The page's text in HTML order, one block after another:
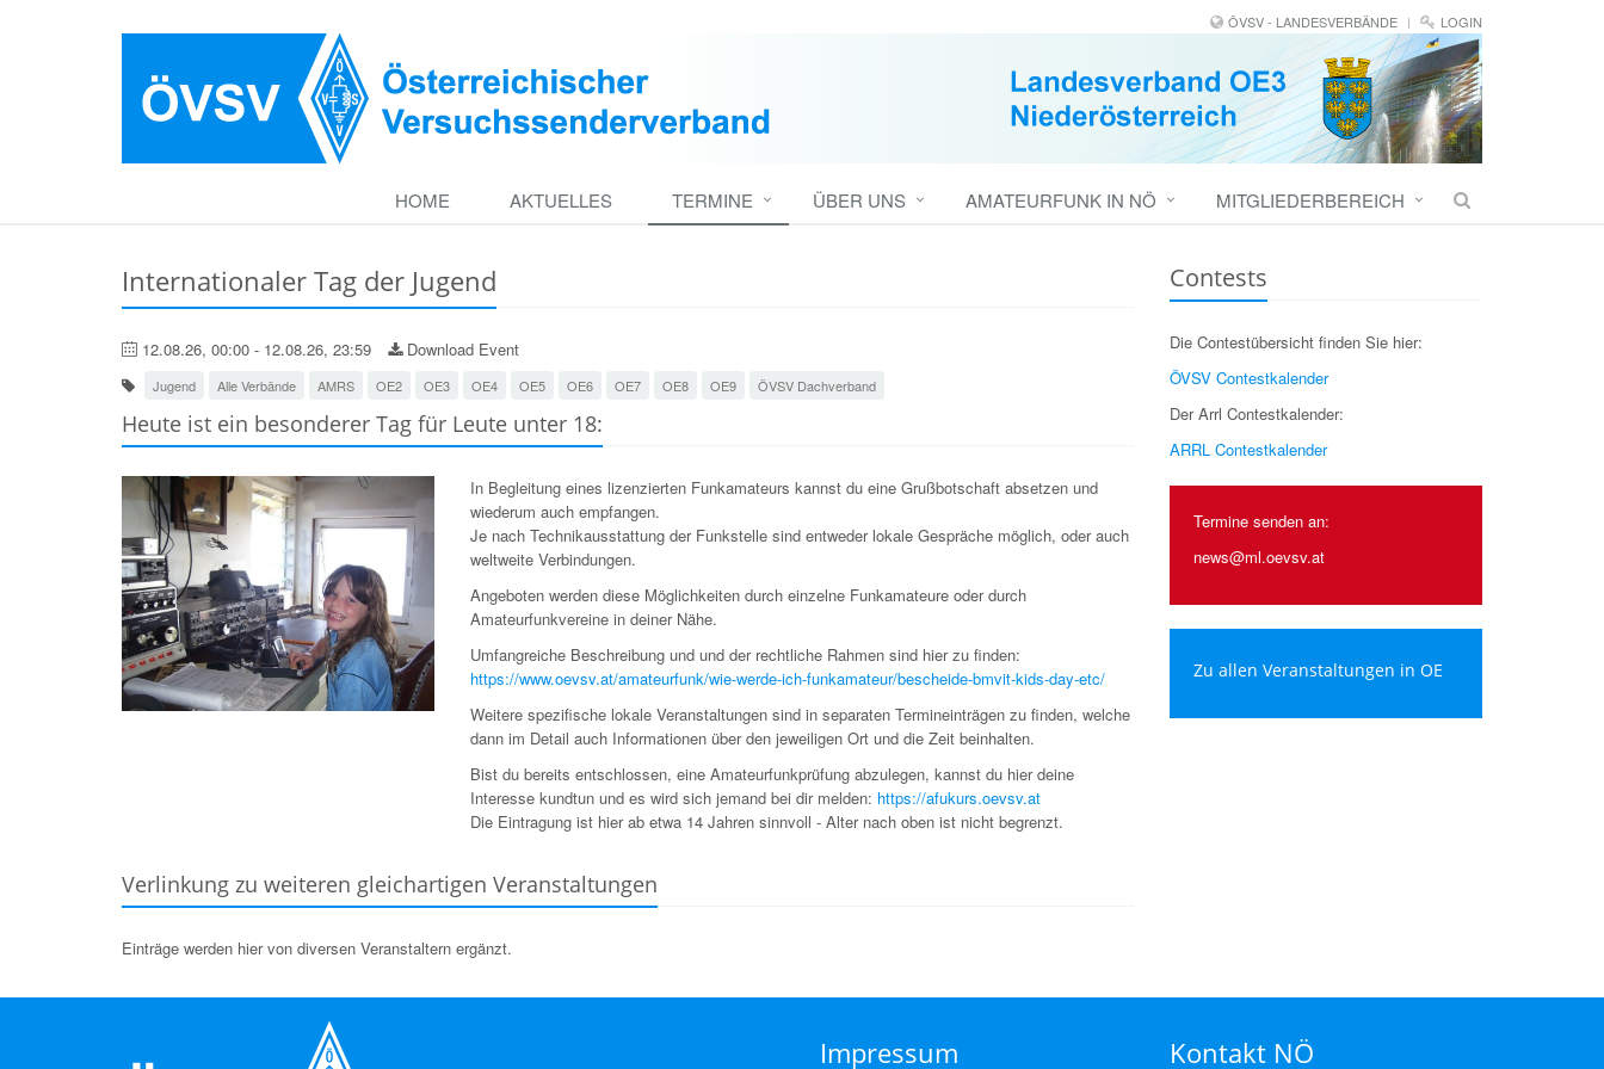
ÖVSV - LANDESVERBÄNDE LOGIN
HOME AKTUELLES TERMINE ÜBER UNS AMATEURFUNK IN NÖ MITGLIEDERBEREICH
Internationaler Tag der Jugend
12.08.26, 00:00 - 12.08.26, 23:59 Download Event
Jugend Alle Verbände AMRS OE2 OE3 OE4 OE5 OE6 OE7 OE8 OE9 ÖVSV Dachverband
Heute ist ein besonderer Tag für Leute unter 18:
In Begleitung eines lizenzierten Funkamateurs kannst du eine Grußbotschaft absetzen und
wiederum auch empfangen.
Je nach Technikausstattung der Funkstelle sind entweder lokale Gespräche möglich, oder auch
weltweite Verbindungen.
Angeboten werden diese Möglichkeiten durch einzelne Funkamateure oder durch
Amateurfunkvereine in deiner Nähe.
Umfangreiche Beschreibung und und der rechtliche Rahmen sind hier zu finden:
https://www.oevsv.at/amateurfunk/wie-werde-ich-funkamateur/bescheide-bmvit-kids-day-etc/
Weitere spezifische lokale Veranstaltungen sind in separaten Termineinträgen zu finden, welche
dann im Detail auch Informationen über den jeweiligen Ort und die Zeit beinhalten.
Bist du bereits entschlossen, eine Amateurfunkprüfung abzulegen, kannst du hier deine
Interesse kundtun und es wird sich jemand bei dir melden: https://afukurs.oevsv.at
Die Eintragung ist hier ab etwa 14 Jahren sinnvoll - Alter nach oben ist nicht begrenzt.
Verlinkung zu weiteren gleichartigen Veranstaltungen
Einträge werden hier von diversen Veranstaltern ergänzt.
Contests
Die Contestübersicht finden Sie hier:
ÖVSV Contestkalender
Der Arrl Contestkalender:
ARRL Contestkalender
Termine senden an:
news@ml.oevsv.at
Zu allen Veranstaltungen in OE
Impressum Kontakt NÖ